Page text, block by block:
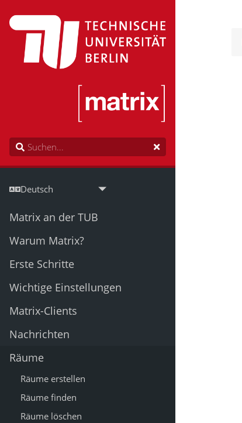
Matrix an der TUB
Warum Matrix?
Erste Schritte
Wichtige Einstellungen
Matrix-Clients
Nachrichten
Räume
Räume erstellen
Räume finden
Räume löschen